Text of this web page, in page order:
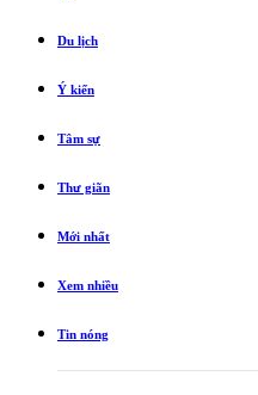
Du lịch
Ý kiến
Tâm sự
Thư giãn
Mới nhất
Xem nhiều
Tin nóng